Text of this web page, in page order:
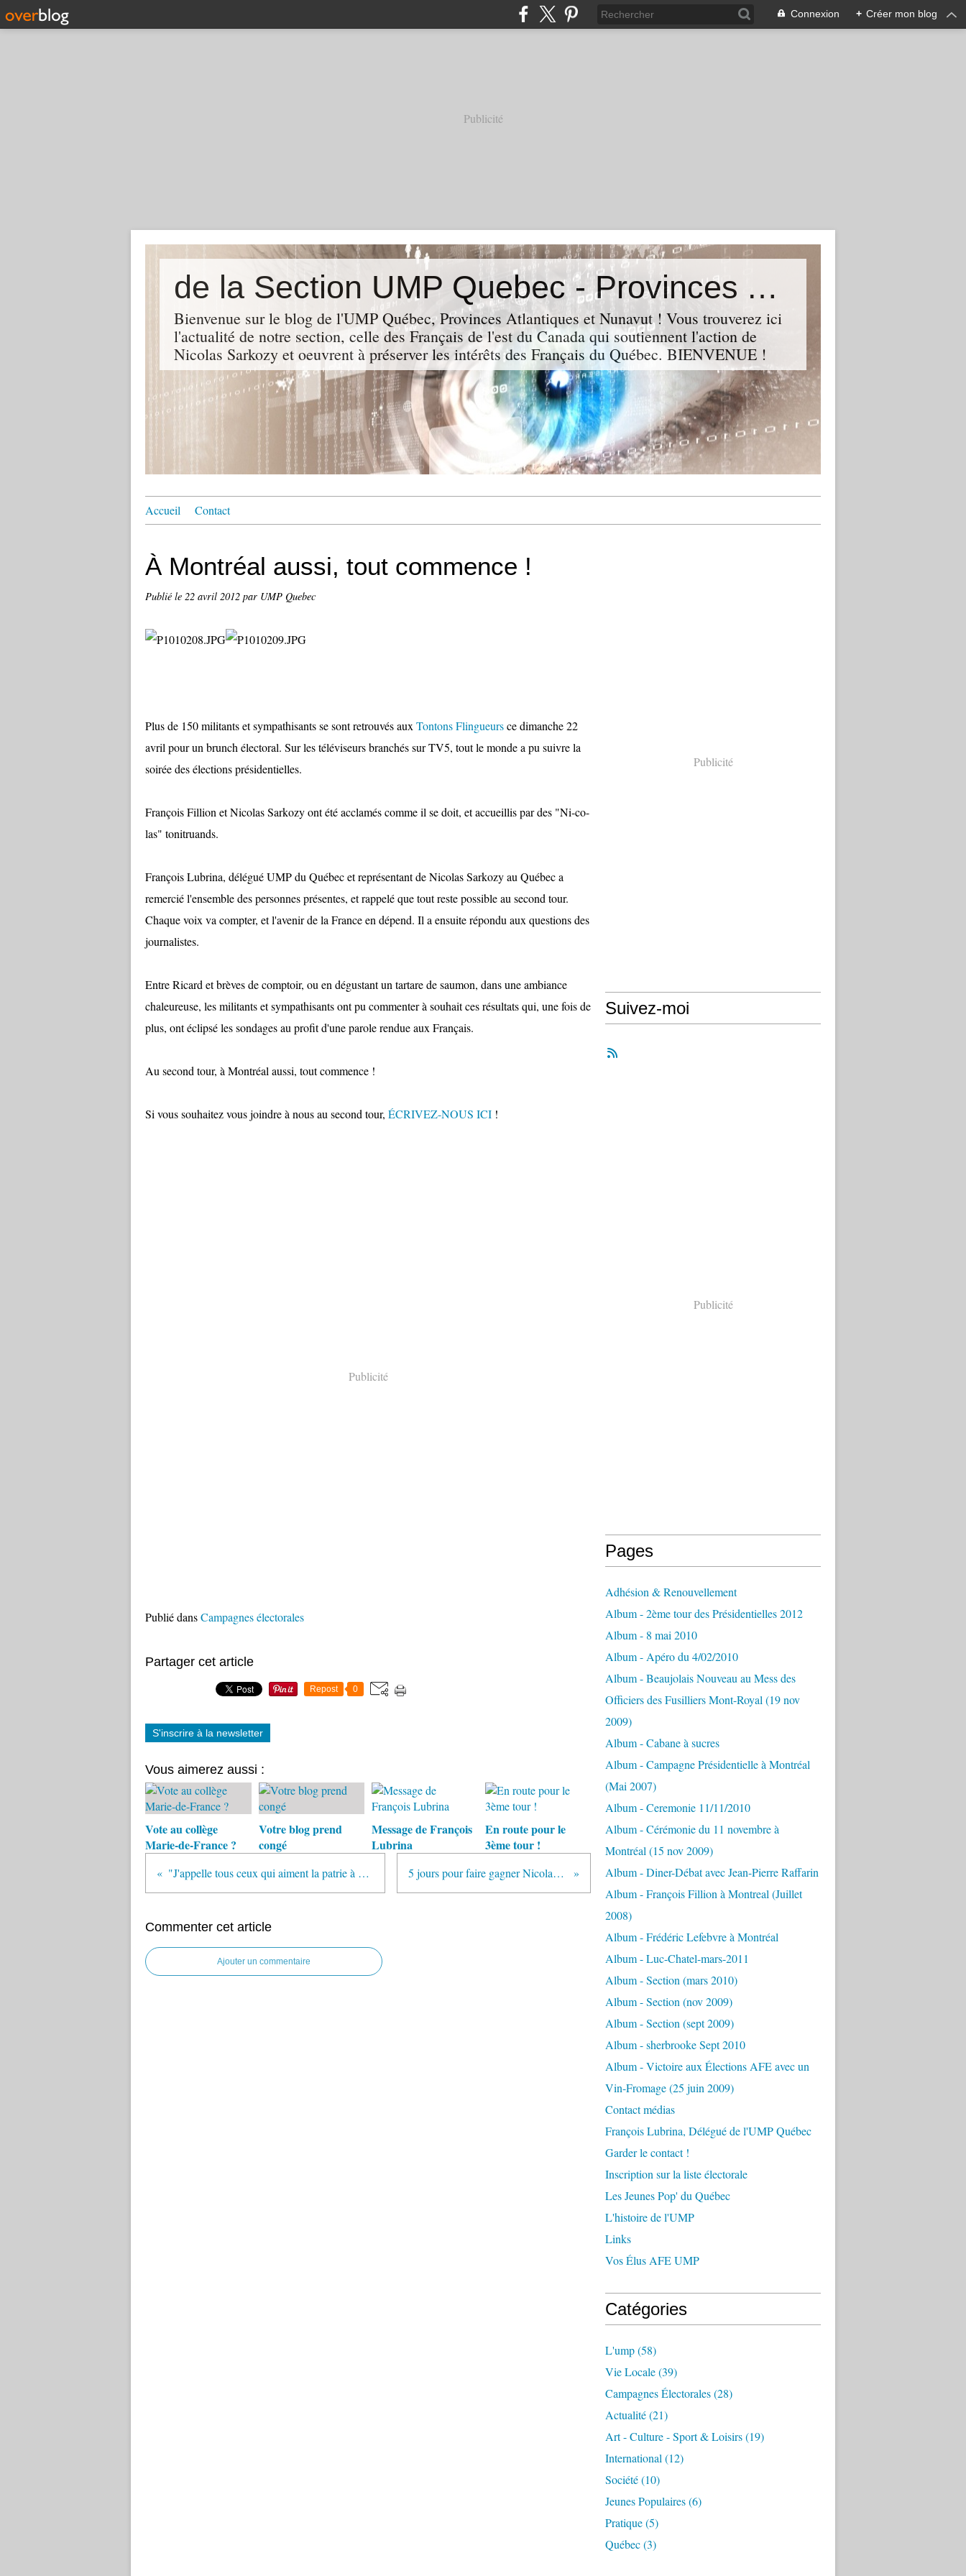
Connexion + Créer mon blog
Publicité
de la Section UMP Quebec - Provinces Atlantiques - Nunavut
Bienvenue sur le blog de l'UMP Québec, Provinces Atlantiques et Nunavut ! Vous trouverez ici
l'actualité de notre section, celle des Français de l'est du Canada qui soutiennent l'action de
Nicolas Sarkozy et oeuvrent à préserver les intérêts des Français du Québec. BIENVENUE !
Accueil Contact
À Montréal aussi, tout commence !
Publié le 22 avril 2012 par UMP Quebec
Plus de 150 militants et sympathisants se sont retrouvés aux Tontons Flingueursce dimanche 22
avril pour un brunch électoral. Sur les téléviseurs branchés sur TV5, tout le monde a pu suivre la
soirée des élections présidentielles.
François Fillion et Nicolas Sarkozy ont été acclamés comme il se doit, et accueillis par des "Ni-co-
las" tonitruands.
François Lubrina, délégué UMP du Québec et représentant de Nicolas Sarkozy au Québec a
remercié l'ensemble des personnes présentes, et rappelé que tout reste possible au second tour.
Chaque voix va compter, et l'avenir de la France en dépend. Il a ensuite répondu aux questions des
journalistes.
Entre Ricard et brèves de comptoir, ou en dégustant un tartare de saumon, dans une ambiance
chaleureuse, les militants et sympathisants ont pu commenter à souhait ces résultats qui, une fois de
plus, ont éclipsé les sondages au profit d'une parole rendue aux Français.
Au second tour, à Montréal aussi, tout commence !
Si vous souhaitez vous joindre à nous au second tour, ÉCRIVEZ-NOUS ICI !
Publicité
Publié dansCampagnes électorales
Partager cet article
Repost 0
S'inscrire à la newsletter
Vous aimerez aussi :
Vote au collège
Marie-de-France ?
Votre blog prend
congé
Message de François
Lubrina
En route pour le
3ème tour !
"J'appelle tous ceux qui aiment la patrie à me rejoindre" 5 jours pour faire gagner Nicolas Sarkozy !
Commenter cet article
Ajouter un commentaire
Publicité
Suivez-moi
Publicité
Pages
Adhésion & Renouvellement
Album - 2ème tour des Présidentielles 2012
Album - 8 mai 2010
Album - Apéro du 4/02/2010
Album - Beaujolais Nouveau au Mess des
Officiers des Fusilliers Mont-Royal (19 nov
2009)
Album - Cabane à sucres
Album - Campagne Présidentielle à Montréal
(Mai 2007)
Album - Ceremonie 11/11/2010
Album - Cérémonie du 11 novembre à
Montréal (15 nov 2009)
Album - Diner-Débat avec Jean-Pierre Raffarin
Album - François Fillion à Montreal (Juillet
2008)
Album - Frédéric Lefebvre à Montréal
Album - Luc-Chatel-mars-2011
Album - Section (mars 2010)
Album - Section (nov 2009)
Album - Section (sept 2009)
Album - sherbrooke Sept 2010
Album - Victoire aux Élections AFE avec un
Vin-Fromage (25 juin 2009)
Contact médias
François Lubrina, Délégué de l'UMP Québec
Garder le contact !
Inscription sur la liste électorale
Les Jeunes Pop' du Québec
L'histoire de l'UMP
Links
Vos Élus AFE UMP
Catégories
L'ump(58)
Vie Locale(39)
Campagnes Électorales(28)
Actualité(21)
Art - Culture - Sport & Loisirs(19)
International (12)
Société(10)
Jeunes Populaires(6)
Pratique(5)
Québec(3)